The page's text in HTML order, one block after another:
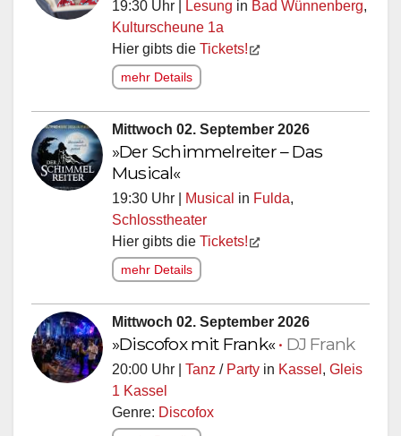
19:30 Uhr | Lesung in Bad Wünnenberg,
Kulturscheune 1a
Hier gibts die Tickets!
mehr Details
Mittwoch 02. September 2026
»Der Schimmelreiter – Das
Musical«
19:30 Uhr | Musical in Fulda,
Schlosstheater
Hier gibts die Tickets!
mehr Details
Mittwoch 02. September 2026
»Discofox mit Frank«• DJ Frank
20:00 Uhr | Tanz / Party in Kassel, Gleis
1 Kassel
Genre: Discofox